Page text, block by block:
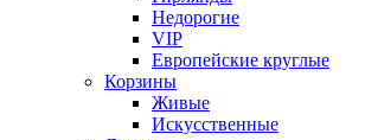
Недорогие
VIP
Европейские круглые
Корзины
Живые
Искусственные